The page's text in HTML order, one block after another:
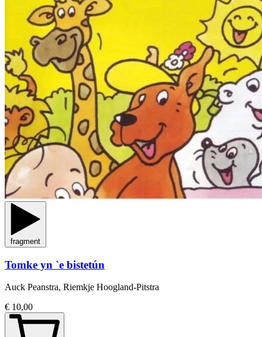
fragment
Tomke yn `e bistetún
Auck Peanstra, Riemkje Hoogland-Pitstra
€ 10,00